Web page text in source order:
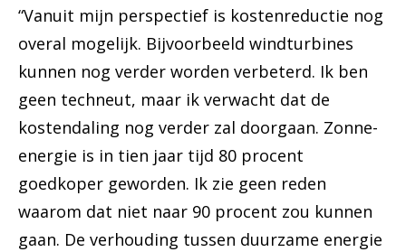
“Vanuit mijn perspectief is kostenreductie nog
overal mogelijk. Bijvoorbeeld windturbines
kunnen nog verder worden verbeterd. Ik ben
geen techneut, maar ik verwacht dat de
kostendaling nog verder zal doorgaan. Zonne-
energie is in tien jaar tijd 80 procent
goedkoper geworden. Ik zie geen reden
waarom dat niet naar 90 procent zou kunnen
gaan. De verhouding tussen duurzame energie